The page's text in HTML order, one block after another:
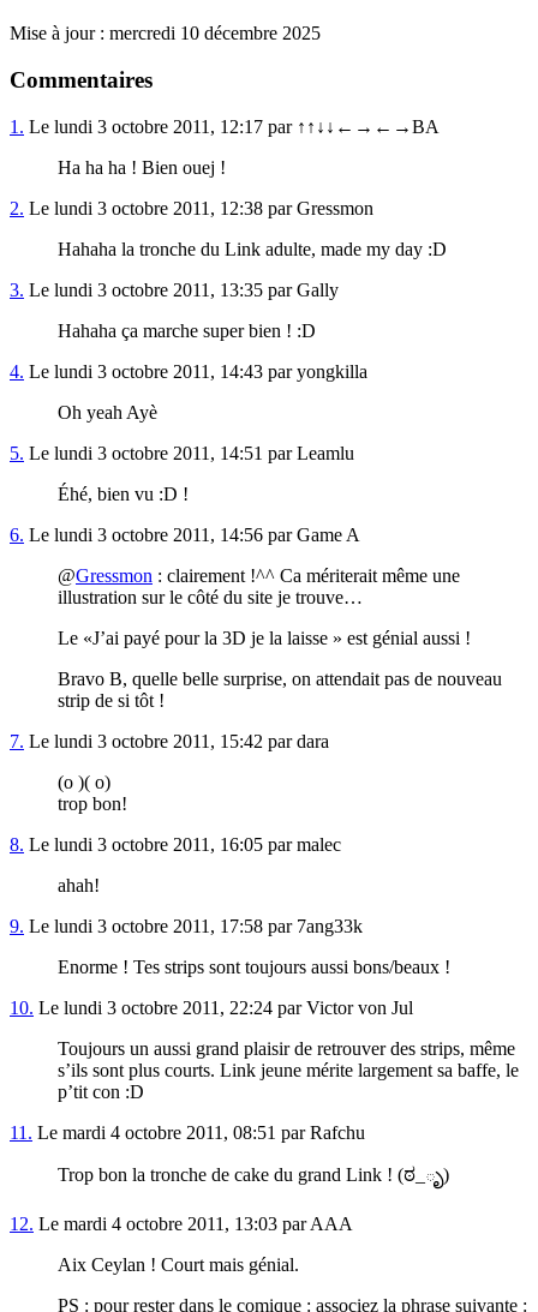
Mise à jour : mercredi 10 décembre 2025
Commentaires
1. Le lundi 3 octobre 2011, 12:17 par ↑↑↓↓←→←→BA
Ha ha ha ! Bien ouej !
2. Le lundi 3 octobre 2011, 12:38 par Gressmon
Hahaha la tronche du Link adulte, made my day :D
3. Le lundi 3 octobre 2011, 13:35 par Gally
Hahaha ça marche super bien ! :D
4. Le lundi 3 octobre 2011, 14:43 par yongkilla
Oh yeah Ayè
5. Le lundi 3 octobre 2011, 14:51 par Leamlu
Éhé, bien vu :D !
6. Le lundi 3 octobre 2011, 14:56 par Game A
@Gressmon : clairement !^^ Ca mériterait même une
illustration sur le côté du site je trouve…
Le «J’ai payé pour la 3D je la laisse » est génial aussi !
Bravo B, quelle belle surprise, on attendait pas de nouveau
strip de si tôt !
7. Le lundi 3 octobre 2011, 15:42 par dara
(o )( o)
trop bon!
8. Le lundi 3 octobre 2011, 16:05 par malec
ahah!
9. Le lundi 3 octobre 2011, 17:58 par 7ang33k
Enorme ! Tes strips sont toujours aussi bons/beaux !
10. Le lundi 3 octobre 2011, 22:24 par Victor von Jul
Toujours un aussi grand plaisir de retrouver des strips, même
s’ils sont plus courts. Link jeune mérite largement sa baffe, le
p’tit con :D
11. Le mardi 4 octobre 2011, 08:51 par Rafchu
Trop bon la tronche de cake du grand Link ! (ಠ_ృ)
12. Le mardi 4 octobre 2011, 13:03 par AAA
Aix Ceylan ! Court mais génial.
PS : pour rester dans le comique : associez la phrase suivante :